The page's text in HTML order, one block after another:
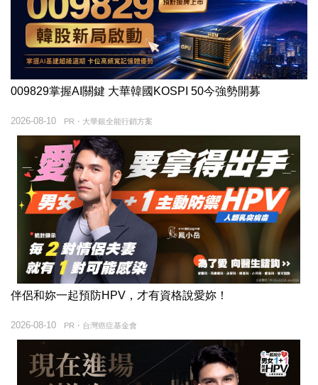
009829掌握AI關鍵 大華韓國KOSPI 50今強勢開募
PR・大華銀全能行銷方案
2026-08-10
伴侶和妳一起預防HPV，才有資格說愛妳！
PR・台灣癌症基金會
2026-08-10